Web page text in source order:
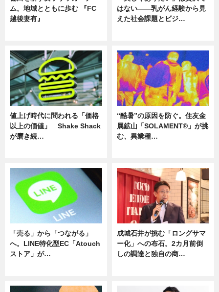
ム。地域とともに歩む 『FC
越後妻有』
はない――乳がん経験から見
えた社会課題とビジ…
値上げ時代に問われる「価格
以上の価値」 Shake Shack
が磨き続…
“酷暑”の原因を防ぐ。住友金
属鉱山「SOLAMENT®」が挑
む、異業種…
「売る」から「つながる」
へ。LINE特化型EC「Atouch
ストア」が…
成城石井が挑む「ロングサマ
ー化」への布石。2カ月前倒
しの調達と独自の商…